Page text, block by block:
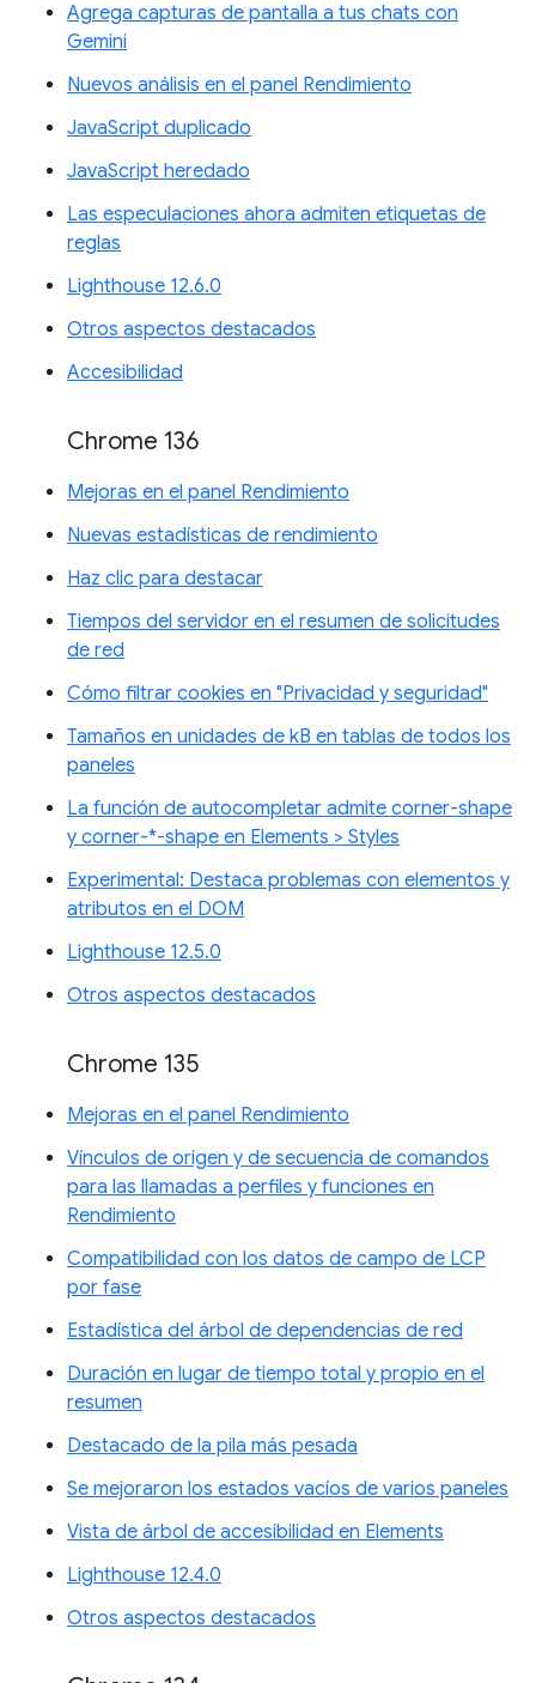
Agrega capturas de pantalla a tus chats con
Gemini
Nuevos análisis en el panel Rendimiento
JavaScript duplicado
JavaScript heredado
Las especulaciones ahora admiten etiquetas de
reglas
Lighthouse 12.6.0
Otros aspectos destacados
Accesibilidad
Chrome 136
Mejoras en el panel Rendimiento
Nuevas estadísticas de rendimiento
Haz clic para destacar
Tiempos del servidor en el resumen de solicitudes
de red
Cómo filtrar cookies en "Privacidad y seguridad"
Tamaños en unidades de kB en tablas de todos los
paneles
La función de autocompletar admite corner-shape
y corner-*-shape en Elements > Styles
Experimental: Destaca problemas con elementos y
atributos en el DOM
Lighthouse 12.5.0
Otros aspectos destacados
Chrome 135
Mejoras en el panel Rendimiento
Vínculos de origen y de secuencia de comandos
para las llamadas a perfiles y funciones en
Rendimiento
Compatibilidad con los datos de campo de LCP
por fase
Estadística del árbol de dependencias de red
Duración en lugar de tiempo total y propio en el
resumen
Destacado de la pila más pesada
Se mejoraron los estados vacíos de varios paneles
Vista de árbol de accesibilidad en Elements
Lighthouse 12.4.0
Otros aspectos destacados